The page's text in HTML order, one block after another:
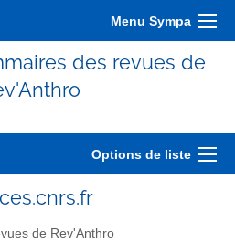
Menu Sympa
des revues de
Options de liste
de Rev'Anthro